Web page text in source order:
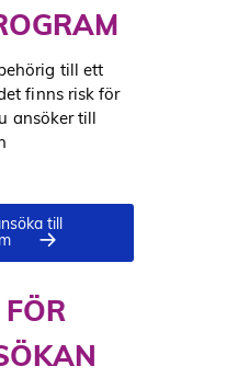
till ett
finns risk för
ansöker till
till